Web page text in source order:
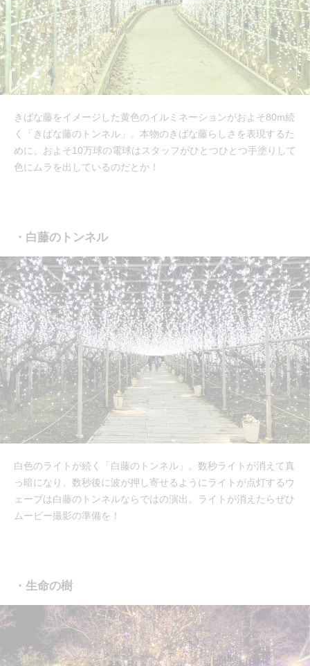
きばな藤をイメージした黄色のイルミネーションがおよそ80m続
く「きばな藤のトンネル」。本物のきばな藤らしさを表現するた
めに、およそ10万球の電球はスタッフがひとつひとつ手塗りして
色にムラを出しているのだとか！
・白藤のトンネル
白色のライトが続く「白藤のトンネル」。数秒ライトが消えて真
っ暗になり、数秒後に波が押し寄せるようにライトが点灯するウ
ェーブは白藤のトンネルならではの演出。ライトが消えたらぜひ
ムービー撮影の準備を！
・生命の樹